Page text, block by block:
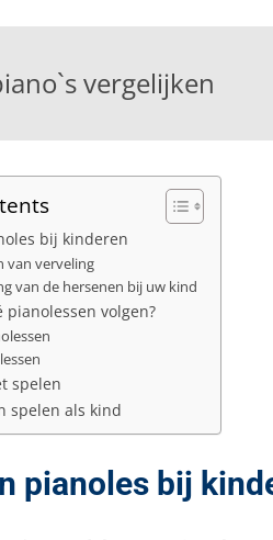
vergelijken
bij kinderen
van verveling
van de hersenen bij uw kind
volgen?
spelen
spelen als kind
pianoles bij